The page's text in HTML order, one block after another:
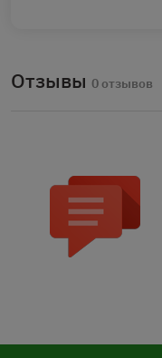
Отзывы 0 отзывов